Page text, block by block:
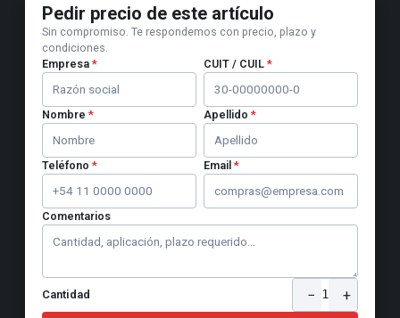
Pedir precio de este artículo
Sin compromiso. Te respondemos con precio, plazo y
condiciones.
Empresa * CUIT / CUIL *
Nombre * Apellido *
Teléfono * Email *
Comentarios
Cantidad − 1 +